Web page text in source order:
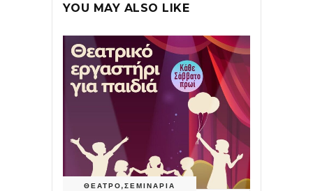
YOU MAY ALSO LIKE
ΘΕΑΤΡΟ,ΣΕΜΙΝΑΡΙΑ